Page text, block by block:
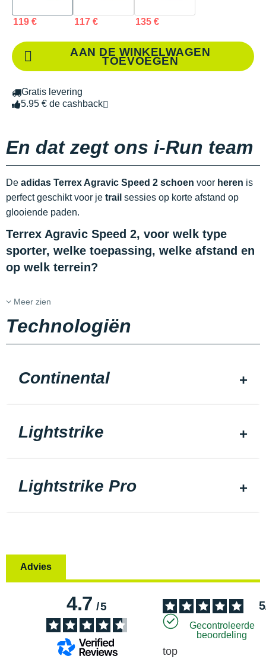
119 € 117 € 135 €
AAN DE WINKELWAGEN
TOEVOEGEN
Gratis levering
5.95 € de cashback
En dat zegt ons i-Run team
De adidas Terrex Agravic Speed 2 schoen voor heren is
perfect geschikt voor je trail sessies op korte afstand op
glooiende paden.
Terrex Agravic Speed 2, voor welk type
sporter, welke toepassing, welke afstand en
op welk terrein?
Meer zien
Technologiën
Continental
Lightstrike
Lightstrike Pro
Advies
4.7/5 5
Gecontroleerde
beoordeling
top